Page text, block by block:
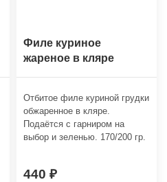
Филе куриное
жареное в кляре
Отбитое филе куриной грудки
обжаренное в кляре.
Подаётся с гарниром на
выбор и зеленью. 170/200 гр.
440